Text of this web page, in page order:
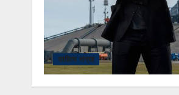
साहित्य संग्रह